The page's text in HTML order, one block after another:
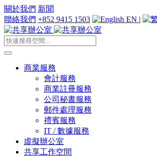
關於我們 新聞
聯絡我們 +852 9415 1503 EN |
商業服務
會計服務
商業註冊服務
公司秘書服務
郵件處理服務
禮賓服務
IT / 數據服務
虛擬辦公室
共享工作空間